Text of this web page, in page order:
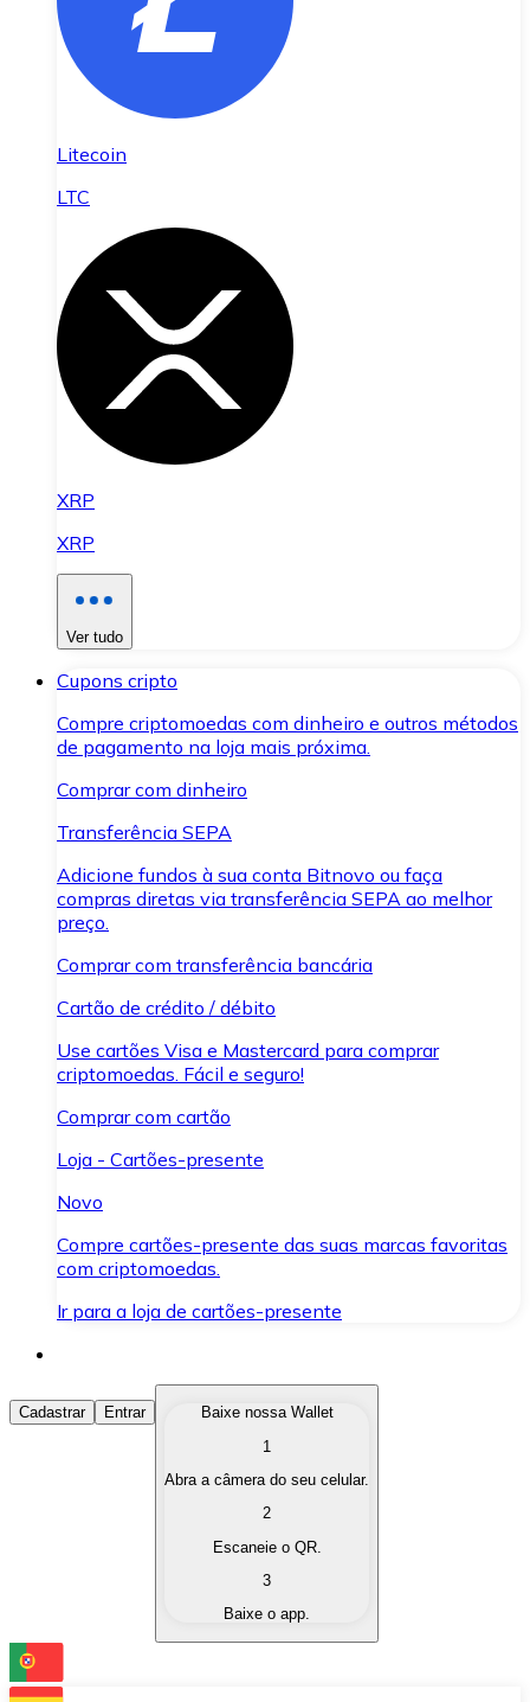
Litecoin
LTC
XRP
XRP
Ver tudo
Cupons cripto
Compre criptomoedas com dinheiro e outros métodos
de pagamento na loja mais próxima.
Comprar com dinheiro
Transferência SEPA
Adicione fundos à sua conta Bitnovo ou faça
compras diretas via transferência SEPA ao melhor
preço.
Comprar com transferência bancária
Cartão de crédito / débito
Use cartões Visa e Mastercard para comprar
criptomoedas. Fácil e seguro!
Comprar com cartão
Loja - Cartões-presente
Novo
Compre cartões-presente das suas marcas favoritas
com criptomoedas.
Ir para a loja de cartões-presente
Comprar Criptomoedas
Compre as criptomoedas de seu interesse de forma
Converta suas criptomoedas em moeda fiduciária
Troque uma criptomoeda por outra
Cadastrar Entrar
Baixe nossa Wallet
1
Abra a câmera do seu celular.
2
Escaneie o QR.
3
Baixe o app.